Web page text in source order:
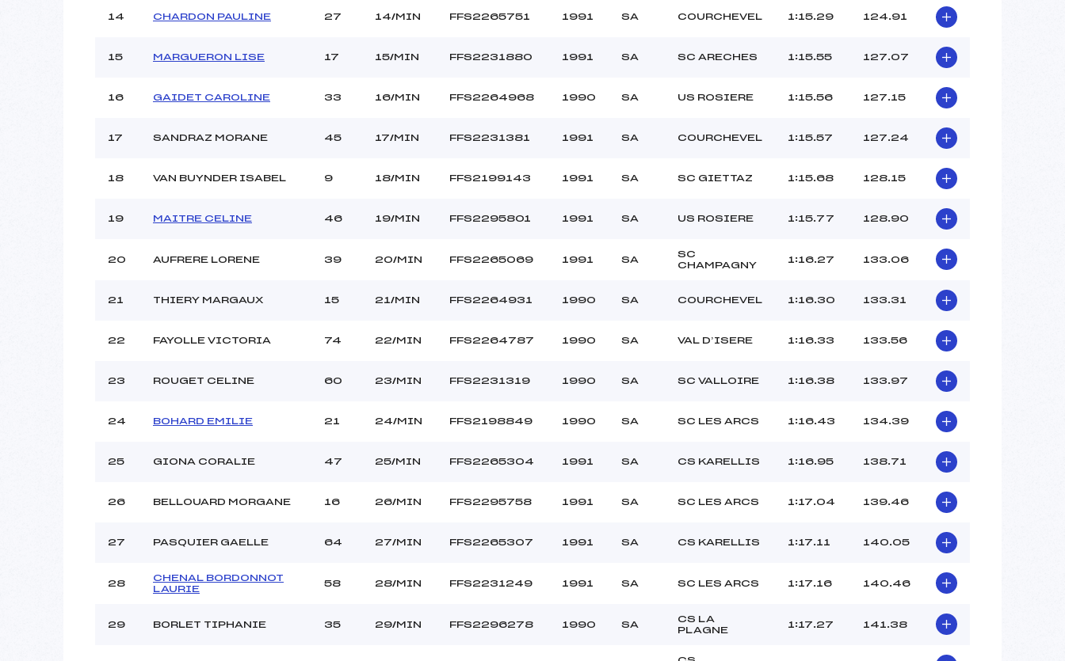
14 CHARDON PAULINE 27 14/MIN FFS2265751 1991 SA COURCHEVEL 1:15.29 124.91
15 MARGUERON LISE 17 15/MIN FFS2231880 1991 SA SC ARECHES 1:15.55 127.07
16 GAIDET CAROLINE 33 16/MIN FFS2264968 1990 SA US ROSIERE 1:15.56 127.15
17 SANDRAZ MORANE 45 17/MIN FFS2231381 1991 SA COURCHEVEL 1:15.57 127.24
18 VAN BUYNDER ISABEL 9 18/MIN FFS2199143 1991 SA SC GIETTAZ 1:15.68 128.15
19 MAITRE CELINE 46 19/MIN FFS2295801 1991 SA US ROSIERE 1:15.77 128.90
20 AUFRERE LORENE 39 20/MIN FFS2265069 1991 SA
SC
CHAMPAGNY
1:16.27 133.06
21 THIERY MARGAUX 15 21/MIN FFS2264931 1990 SA COURCHEVEL 1:16.30 133.31
22 FAYOLLE VICTORIA 74 22/MIN FFS2264787 1990 SA VAL D’ISERE 1:16.33 133.56
23 ROUGET CELINE 60 23/MIN FFS2231319 1990 SA SC VALLOIRE 1:16.38 133.97
24 BOHARD EMILIE 21 24/MIN FFS2198849 1990 SA SC LES ARCS 1:16.43 134.39
25 GIONA CORALIE 47 25/MIN FFS2265304 1991 SA CS KARELLIS 1:16.95 138.71
26 BELLOUARD MORGANE 16 26/MIN FFS2295758 1991 SA SC LES ARCS 1:17.04 139.46
27 PASQUIER GAELLE 64 27/MIN FFS2265307 1991 SA CS KARELLIS 1:17.11 140.05
28
CHENAL BORDONNOT
LAURIE
58 28/MIN FFS2231249 1991 SA SC LES ARCS 1:17.16 140.46
29 BORLET TIPHANIE 35 29/MIN FFS2296278 1990 SA
CS LA
PLAGNE
1:17.27 141.38